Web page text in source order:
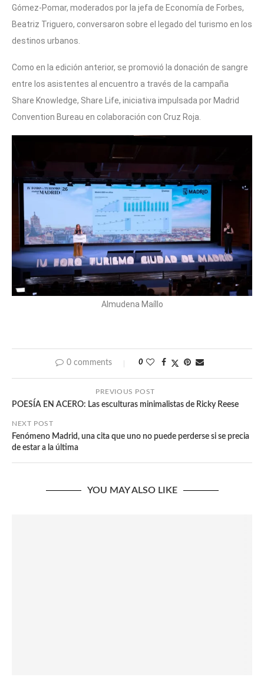
Gómez-Pomar, moderados por la jefa de Economía de Forbes,
Beatriz Triguero, conversaron sobre el legado del turismo en los
destinos urbanos.
Como en la edición anterior, se promovió la donación de sangre
entre los asistentes al encuentro a través de la campaña
Share Knowledge, Share Life, iniciativa impulsada por Madrid
Convention Bureau en colaboración con Cruz Roja.
Almudena Maíllo
0 comments 0
PREVIOUS POST
POESÍA EN ACERO: Las esculturas minimalistas de Ricky Reese
NEXT POST
Fenómeno Madrid, una cita que uno no puede perderse si se precia
de estar a la última
YOU MAY ALSO LIKE